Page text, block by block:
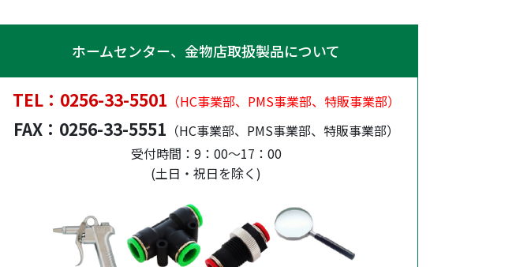
ホームセンター、金物店取扱製品について
TEL： 0256-33-5501 （HC事業部、PMS事業部、特販事業部）
FAX： 0256-33-5551 （HC事業部、PMS事業部、特販事業部）
受付時間：9：00～17：00
(土日・祝日を除く)